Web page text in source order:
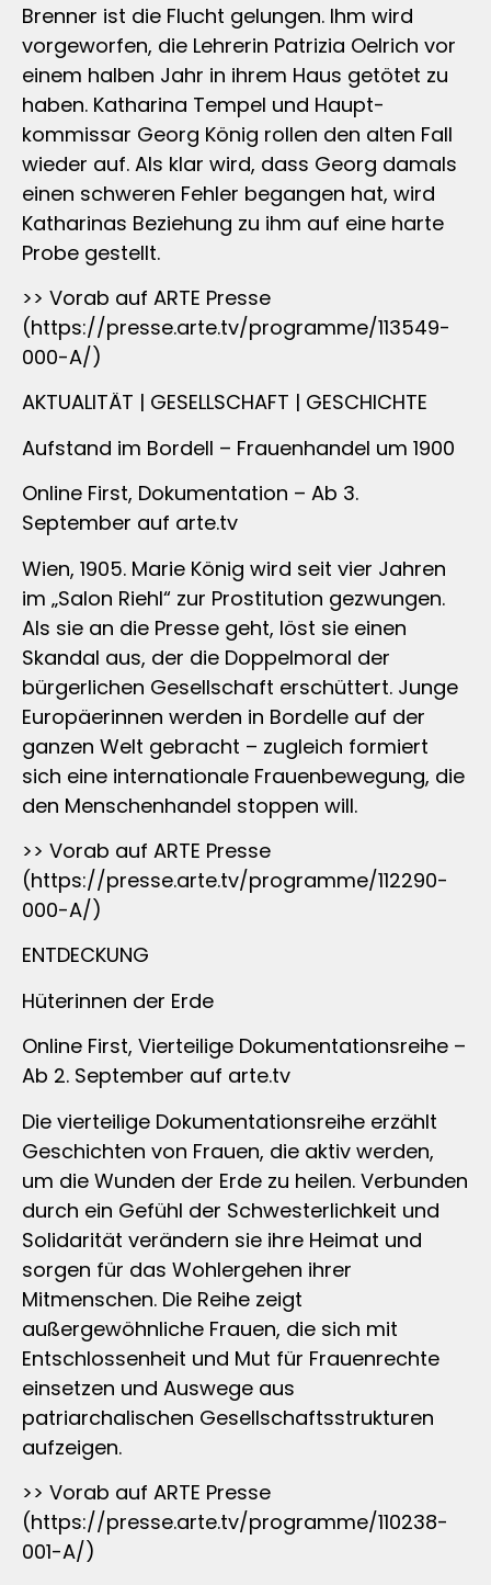
Brenner ist die Flucht gelungen. Ihm wird
vorgeworfen, die Lehrerin Patrizia Oelrich vor
einem halben Jahr in ihrem Haus getötet zu
haben. Katharina Tempel und Haupt-
kommissar Georg König rollen den alten Fall
wieder auf. Als klar wird, dass Georg damals
einen schweren Fehler begangen hat, wird
Katharinas Beziehung zu ihm auf eine harte
Probe gestellt.
>> Vorab auf ARTE Presse
(https://presse.arte.tv/programme/113549-
000-A/)
AKTUALITÄT | GESELLSCHAFT | GESCHICHTE
Aufstand im Bordell – Frauenhandel um 1900
Online First, Dokumentation – Ab 3.
September auf arte.tv
Wien, 1905. Marie König wird seit vier Jahren
im „Salon Riehl“ zur Prostitution gezwungen.
Als sie an die Presse geht, löst sie einen
Skandal aus, der die Doppelmoral der
bürgerlichen Gesellschaft erschüttert. Junge
Europäerinnen werden in Bordelle auf der
ganzen Welt gebracht – zugleich formiert
sich eine internationale Frauenbewegung, die
den Menschenhandel stoppen will.
>> Vorab auf ARTE Presse
(https://presse.arte.tv/programme/112290-
000-A/)
ENTDECKUNG
Hüterinnen der Erde
Online First, Vierteilige Dokumentationsreihe –
Ab 2. September auf arte.tv
Die vierteilige Dokumentationsreihe erzählt
Geschichten von Frauen, die aktiv werden,
um die Wunden der Erde zu heilen. Verbunden
durch ein Gefühl der Schwesterlichkeit und
Solidarität verändern sie ihre Heimat und
sorgen für das Wohlergehen ihrer
Mitmenschen. Die Reihe zeigt
außergewöhnliche Frauen, die sich mit
Entschlossenheit und Mut für Frauenrechte
einsetzen und Auswege aus
patriarchalischen Gesellschaftsstrukturen
aufzeigen.
>> Vorab auf ARTE Presse
(https://presse.arte.tv/programme/110238-
001-A/)